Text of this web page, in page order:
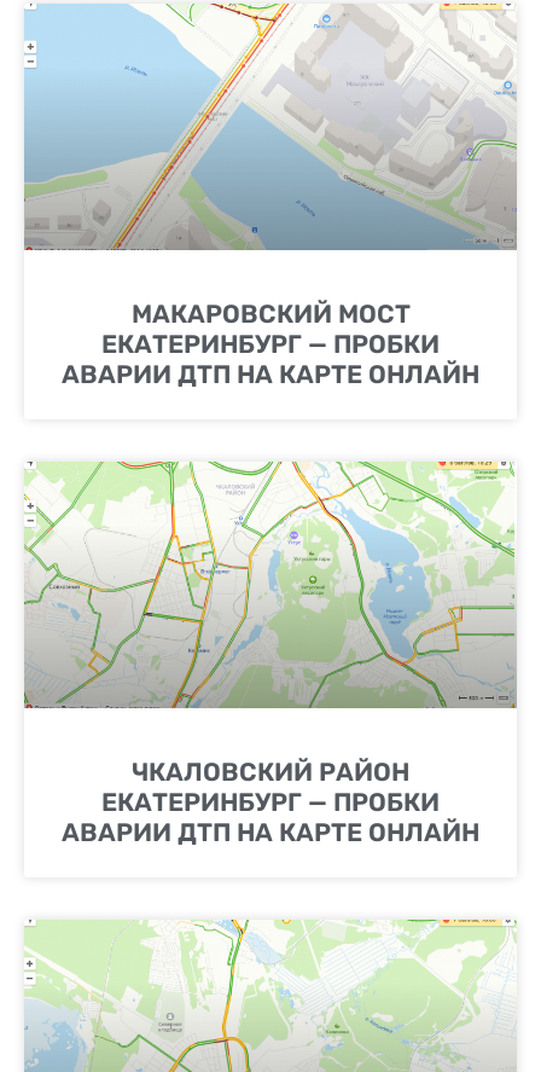
МАКАРОВСКИЙ МОСТ
ЕКАТЕРИНБУРГ — ПРОБКИ
АВАРИИ ДТП НА КАРТЕ ОНЛАЙН
ЧКАЛОВСКИЙ РАЙОН
ЕКАТЕРИНБУРГ — ПРОБКИ
АВАРИИ ДТП НА КАРТЕ ОНЛАЙН